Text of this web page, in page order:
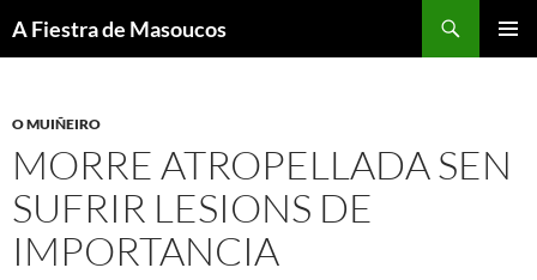
aoA Fiestra de Masoucos
O MUIÑEIRO
MORRE ATROPELLADA SEN
SUFRIR LESIONS DE
IMPORTANCIA